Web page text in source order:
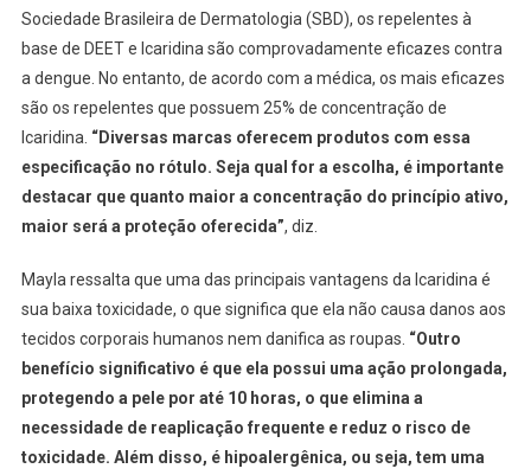
Sociedade Brasileira de Dermatologia (SBD), os repelentes à
base de DEET e Icaridina são comprovadamente eficazes contra
a dengue. No entanto, de acordo com a médica, os mais eficazes
são os repelentes que possuem 25% de concentração de
Icaridina. “Diversas marcas oferecem produtos com essa
especificação no rótulo. Seja qual for a escolha, é importante
destacar que quanto maior a concentração do princípio ativo,
maior será a proteção oferecida”, diz.
Mayla ressalta que uma das principais vantagens da Icaridina é
sua baixa toxicidade, o que significa que ela não causa danos aos
tecidos corporais humanos nem danifica as roupas. “Outro
benefício significativo é que ela possui uma ação prolongada,
protegendo a pele por até 10 horas, o que elimina a
necessidade de reaplicação frequente e reduz o risco de
toxicidade. Além disso, é hipoalergênica, ou seja, tem uma